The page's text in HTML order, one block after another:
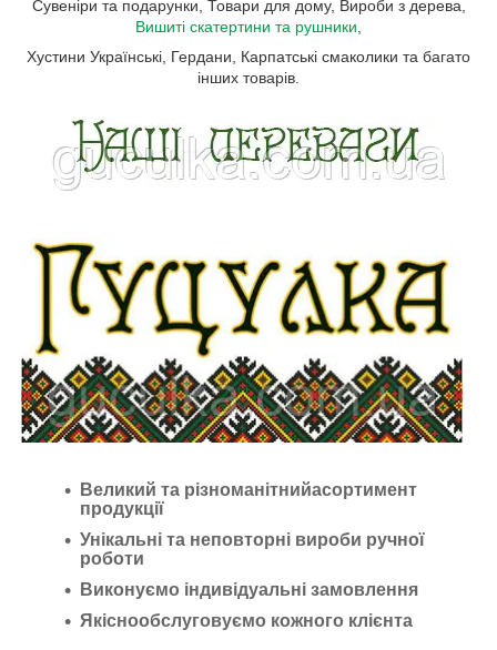
Сувеніри та подарунки, Товари для дому, Вироби з дерева,
Вишиті скатертини та рушники
Хустини Українські, Гердани, Карпатські смаколики та багато
інших товарів.
Великий та різноманітнийасортимент
продукції
Унікальні та неповторні вироби ручної
роботи
Виконуємо індивідуальні замовлення
Якіснообслуговуємо кожного клієнта